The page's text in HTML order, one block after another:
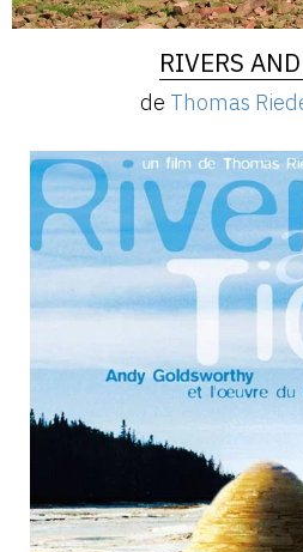
RIVERS
de Thomas